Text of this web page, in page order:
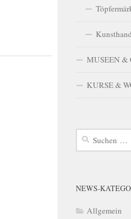
MUSEEN &
KURSE &
Suchen
NEWS-
Allgemein